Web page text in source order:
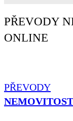
PŘEVODY
ONLINE
PŘEVODY